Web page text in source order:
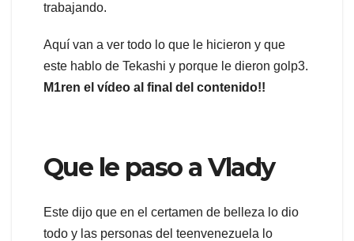
trabajando.
Aquí van a ver todo lo que le hicieron y que
este hablo de Tekashi y porque le dieron golp3.
M1ren el vídeo al final del contenido!!
Que le paso a Vlady
Este dijo que en el certamen de belleza lo dio
todo y las personas del teenvenezuela lo